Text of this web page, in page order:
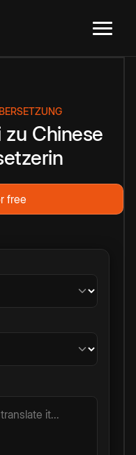
zu Chinese
free